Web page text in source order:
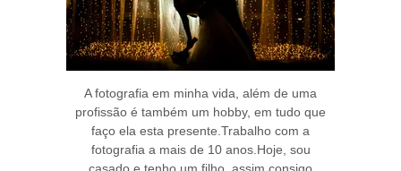
A fotografia em minha vida, além de uma
profissão é também um hobby, em tudo que
faço ela esta presente.Trabalho com a
fotografia a mais de 10 anos.Hoje, sou